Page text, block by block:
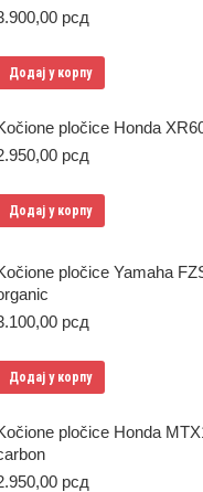
рсд
Додај у корпу
pločice Honda
рсд
Додај у корпу
pločice Yamaha
рсд
Додај у корпу
pločice Honda
рсд